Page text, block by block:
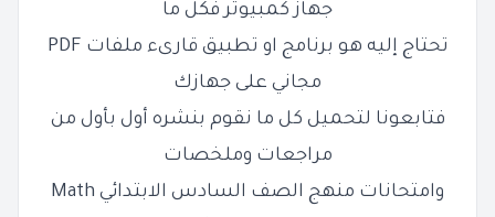
جهاز كمبيوتر فكل ما
تحتاج إليه هو برنامج او تطبيق قارىء ملفات PDF
مجاني على جهازك
فتابعونا لتحميل كل ما نقوم بنشره أول بأول من
مراجعات وملخصات
وامتحانات منهج الصف السادس الابتدائي Math